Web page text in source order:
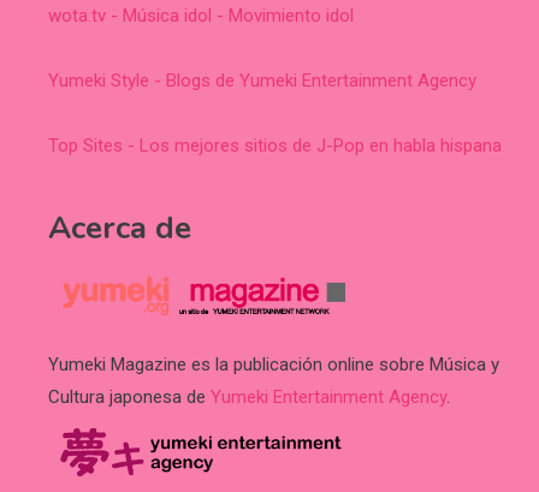
wota.tv - Música idol - Movimiento idol
Yumeki Style - Blogs de Yumeki Entertainment Agency
Top Sites - Los mejores sitios de J-Pop en habla hispana
Acerca de
Yumeki Magazine es la publicación online sobre Música y
Cultura japonesa de Yumeki Entertainment Agency.